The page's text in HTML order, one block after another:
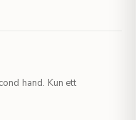
hand. Kun ett